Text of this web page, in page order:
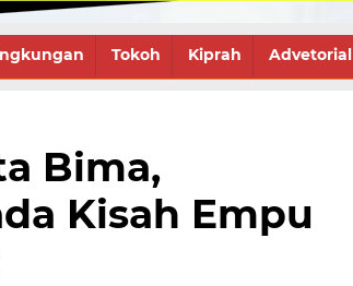
Tokoh Kiprah Advetorial
Bima,
Kisah Empu